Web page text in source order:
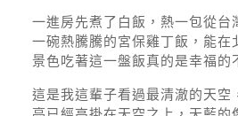
一進房先煮了白飯，熱一包從台
一碗熱騰騰的宮保雞丁飯，能在
景色吃著這一盤飯真的是幸福的
這是我這輩子看過最清澈的天空